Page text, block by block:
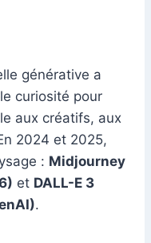
t
e
n
g
er
a
m
générative a
curiosité pour
aux créatifs, aux
2024 et 2025,
: Midjourney
et DALL-E 3
.